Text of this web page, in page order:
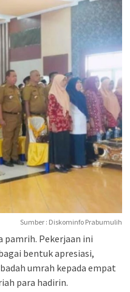
Sumber : Diskominfo Prabumulih
pamrih. Pekerjaan ini
bentuk apresiasi,
umrah kepada empat
para hadirin.